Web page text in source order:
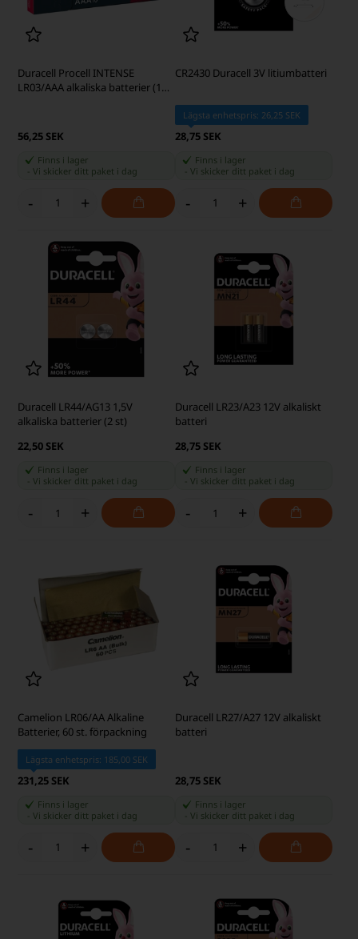
Duracell Procell INTENSE
LR03/AAA alkaliska batterier (10
56,25 SEK
Finns i lager
-Vi skicker ditt paket i dag
- +
CR2430 Duracell 3V litiumbatteri
Lägsta enhetspris: 26,25 SEK
28,75 SEK
Finns i lager
Vi skicker ditt paket i dag
- +
Duracell LR44/AG13 1,5V
alkaliska batterier (2 st)
22,50 SEK
Finns i lager
-Vi skicker ditt paket i dag
- +
Duracell LR23/A23 12V alkaliskt
batteri
28,75 SEK
Finns i lager
Vi skicker ditt paket i dag
- +
Camelion LR06/AA Alkaline
Batterier, 60 st. förpackning
Lägsta enhetspris: 185,00 SEK
231,25 SEK
Finns i lager
-Vi skicker ditt paket i dag
- +
Duracell LR27/A27 12V alkaliskt
batteri
28,75 SEK
Finns i lager
Vi skicker ditt paket i dag
- +